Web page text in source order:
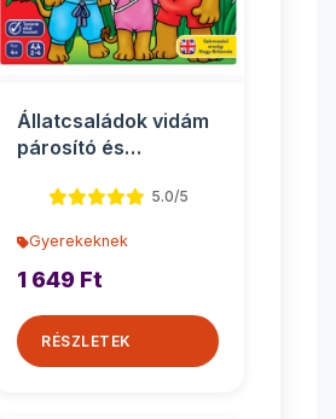
Állatcsaládok vidám
párosító és
5.0/5
Gyerekeknek
1 649 Ft
RÉSZLETEK